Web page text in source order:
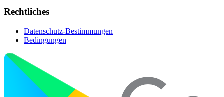
Rechtliches
Datenschutz-Bestimmungen
Bedingungen